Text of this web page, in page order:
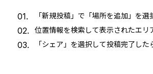
「新規投稿」で「場所を追加」を選
位置情報を検索して表示されたエリ
「シェア」を選択して投稿完了した